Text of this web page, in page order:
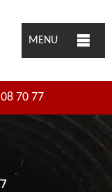
MENU
70 77